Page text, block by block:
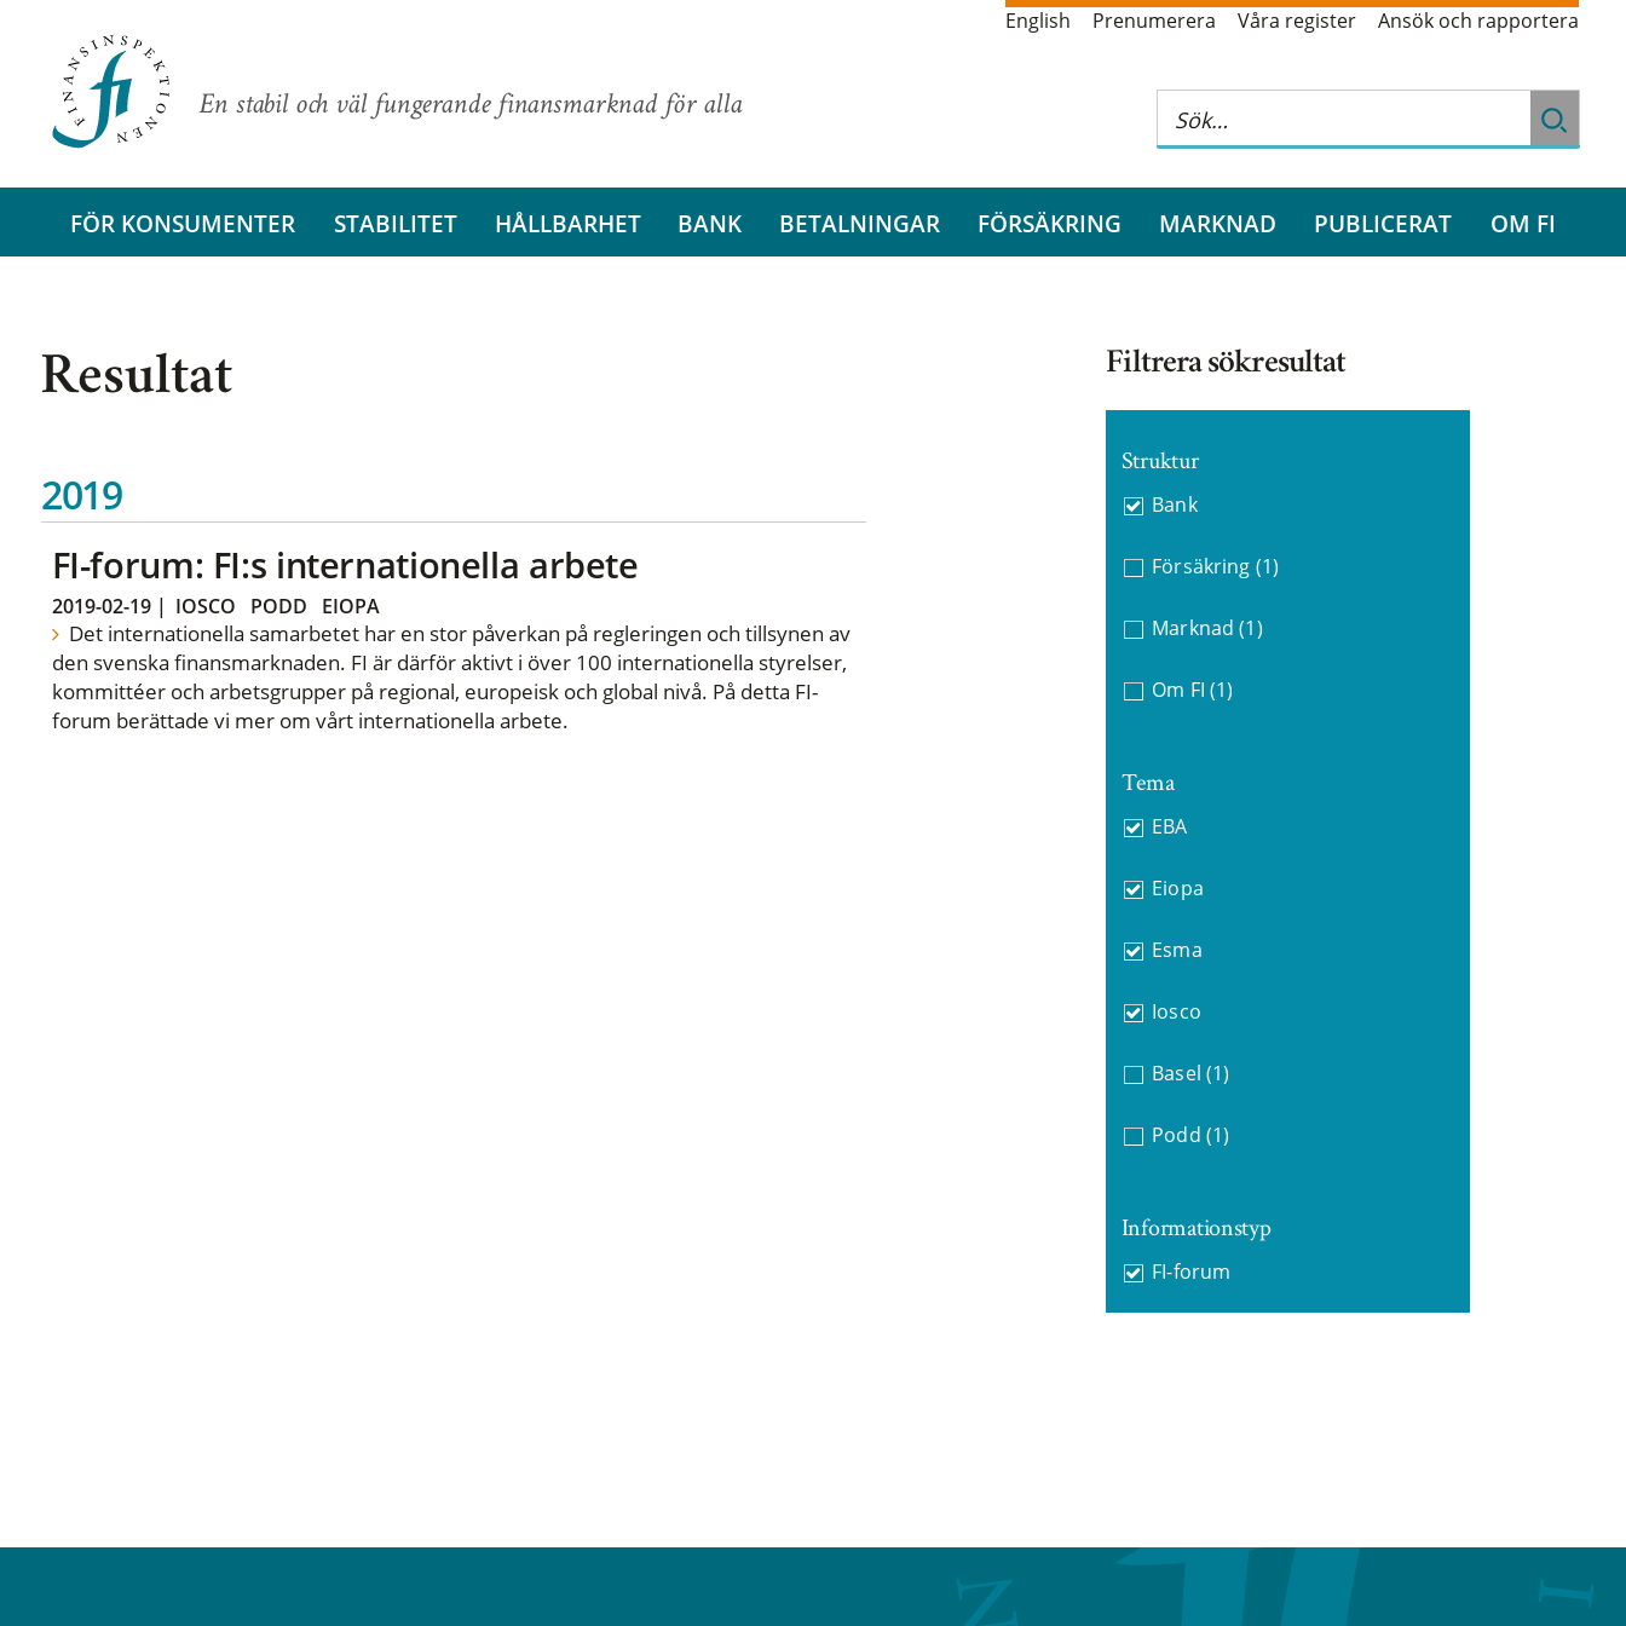
En stabil och väl fungerande finansmarknad för alla
English Prenumerera Våra register Ansök och rapportera
FÖR KONSUMENTER STABILITET HÅLLBARHET BANK BETALNINGAR FÖRSÄKRING MARKNAD PUBLICERAT OM FI
Resultat
2019
FI-forum: FI:s internationella arbete
2019-02-19| IOSCO PODD EIOPA
Det internationella samarbetet har en stor påverkan på regleringen och tillsynen av
den svenska finansmarknaden. FI är därför aktivt i över 100 internationella styrelser,
kommittéer och arbetsgrupper på regional, europeisk och global nivå. På detta FI-
forum berättade vi mer om vårt internationella arbete.
Filtrera sökresultat
Struktur
Bank
Försäkring (1)
Marknad (1)
Om FI (1)
Tema
EBA
Eiopa
Esma
Iosco
Basel (1)
Podd (1)
Informationstyp
FI-forum